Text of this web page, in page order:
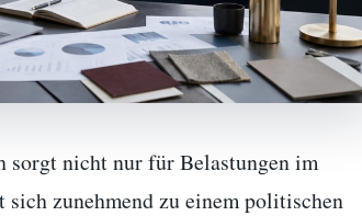
sorgt nicht nur für Belastungen im
zunehmend zu einem politischen